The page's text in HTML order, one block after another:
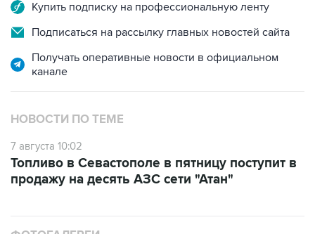
Подписаться на рассылку главных новостей сайта
Получать оперативные новости в официальном
НОВОСТИ ПО ТЕМЕ
7 августа 10:02
продажу на десять АЗС сети "Атан"